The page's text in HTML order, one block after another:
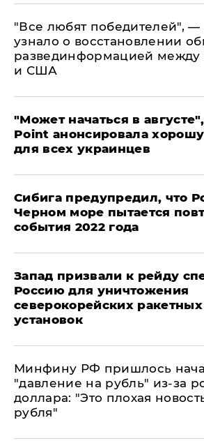
​"Все любят победителей",
узнало о восстановлении
развединформацией между
и США
"Может начаться в
Point анонсировала
для всех украинцев
Сибига предупредил, что
Черном море пытается
события 2022 года
Запад призвали к рейду
Россию для уничтожения
северокорейских ракетных
установок
Минфину РФ пришлось
"давление на рубль" из-за
доллара: "Это плохая
рубля"